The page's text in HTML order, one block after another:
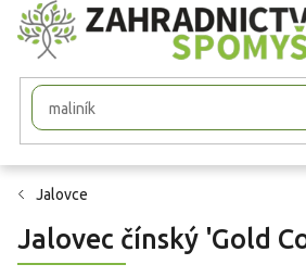
Přejít
na
obsah
Jalovce
Jalovec čínský 'Gold